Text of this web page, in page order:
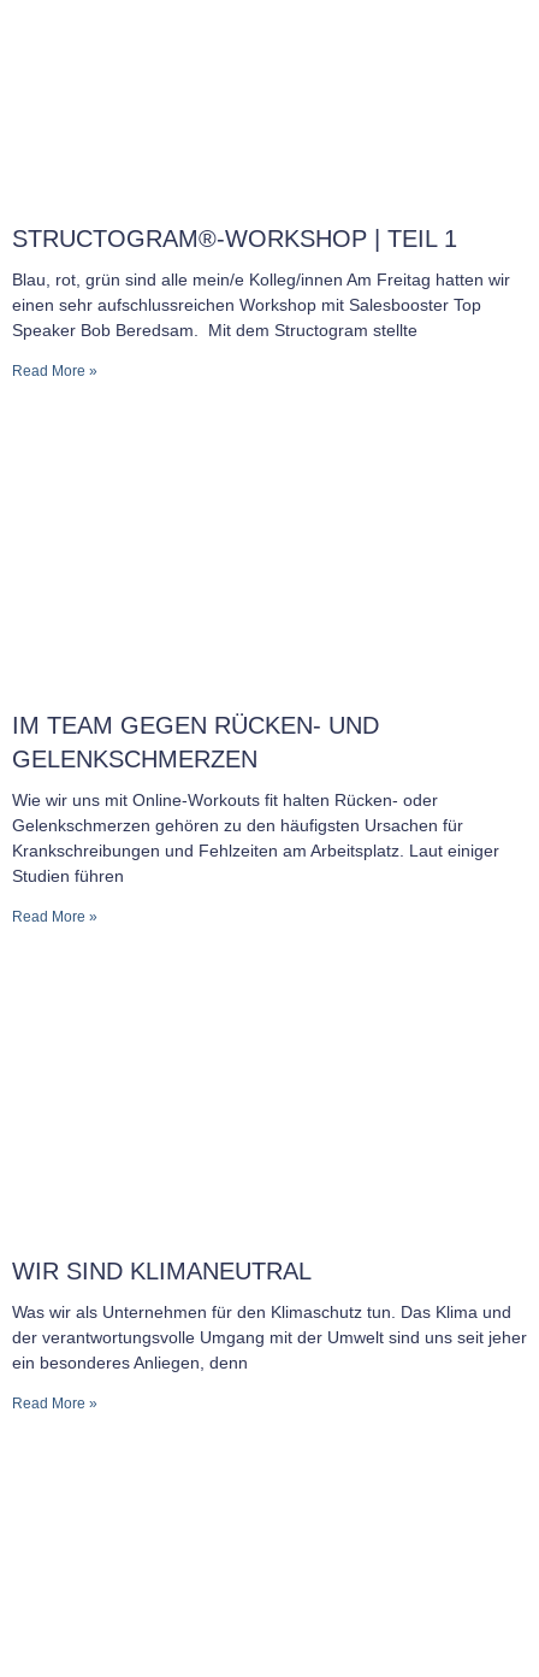
STRUCTOGRAM®-WORKSHOP | TEIL 1
Blau, rot, grün sind alle mein/e Kolleg/innen Am Freitag hatten wir
einen sehr aufschlussreichen Workshop mit Salesbooster Top
Speaker Bob Beredsam. Mit dem Structogram stellte
Read More »
IM TEAM GEGEN RÜCKEN- UND
GELENKSCHMERZEN
Wie wir uns mit Online-Workouts fit halten Rücken- oder
Gelenkschmerzen gehören zu den häufigsten Ursachen für
Krankschreibungen und Fehlzeiten am Arbeitsplatz. Laut einiger
Studien führen
Read More »
WIR SIND KLIMANEUTRAL
Was wir als Unternehmen für den Klimaschutz tun. Das Klima und
der verantwortungsvolle Umgang mit der Umwelt sind uns seit jeher
ein besonderes Anliegen, denn
Read More »